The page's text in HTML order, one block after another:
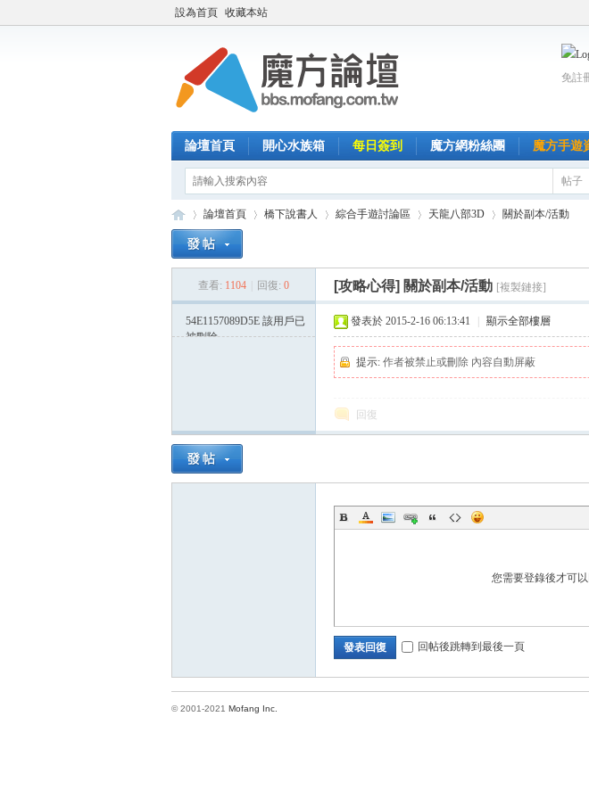
設為首頁 收藏本站
免註
論壇首頁 開心水族箱 每日簽到 魔方網粉絲團 魔方手遊
帖子
方
論壇首頁 橋下說書人 綜合手遊討論區
›
天龍八部3D
›
關於副本/活動
查看: 1104 回復: 0 [攻略心得] 關於副本/活動 [複製鏈接]
54E1157089D5E 該用戶已
被刪除
發表於 2015-2-16 06:13:41 顯示全部樓層
提示: 作者被禁止或刪除 內容自動屏蔽
回復
您需要登錄後才可
發表回復 回帖後跳轉到最後一頁
© 2001-2021 Mofang Inc.